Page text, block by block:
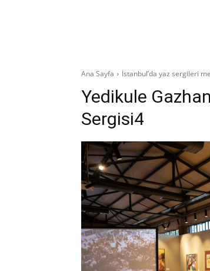
Ana Sayfa İstanbul’da yaz sergileri
Yedikule
Sergisi4